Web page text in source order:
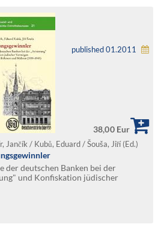
published 01.2011
38,00 Eur
Jančík / Kubů, Eduard / Šouša, Jiří (Ed.)
der deutschen Banken bei der
und Konfiskation jüdischer